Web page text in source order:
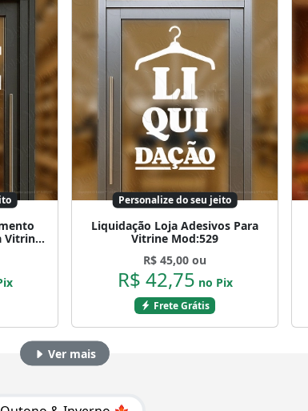
Vitrine
Personalize do seu jeito
Liquidação Loja Adesivos Para
Vitrine Mod:529
R$ 45,00 ou
R$ 42,75 no Pix
Frete Grátis
Ver mais